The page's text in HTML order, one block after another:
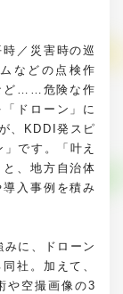
／災害時の巡
などの点検作
ど……危険な作
ドローン」に
、KDDI発スピ
です。「叶え
、地方自治体
入事例を積み
に、ドローン
社。加えて、
や空撮画像の3